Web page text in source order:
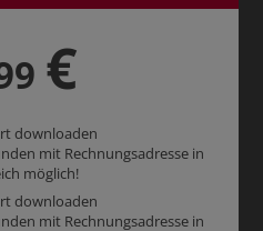
€
downloaden
mit Rechnungsadresse in
möglich!
downloaden
mit Rechnungsadresse in